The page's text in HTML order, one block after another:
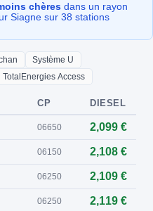
chères dans un rayon
Siagne sur 38 stations
Système U
TotalEnergies Access
CP DIESEL
06650 2,099 €
06150 2,108 €
06250 2,109 €
06250 2,119 €